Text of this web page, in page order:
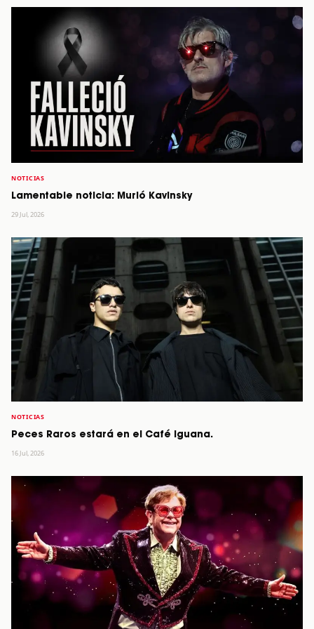
NOTICIAS
Lamentable noticia: Murió Kavinsky
29 Jul, 2026
NOTICIAS
Peces Raros estará en el Café Iguana.
16 Jul, 2026